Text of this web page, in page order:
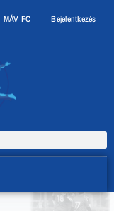
FC
Bejelentkezés